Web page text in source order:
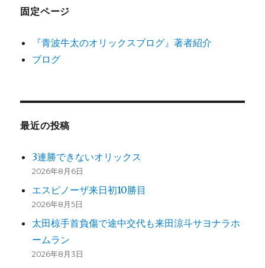
固定ページ
『青波牛太のオリックスブログ』著者紹介
ブログ
最近の投稿
3連勝できないオリックス
2026年8月6日
エスピノーザ来日初10勝目
2026年8月5日
太田椋手首負傷で途中交代も来田涼斗サヨナラホ
ームラン
2026年8月3日